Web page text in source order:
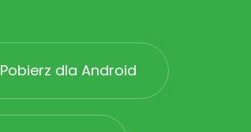
Pobierz dla Android